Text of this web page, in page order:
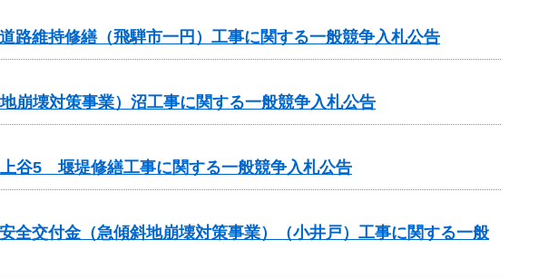
維持修繕（飛騨市一円）工事に関する一般競争入札公告
崩壊対策事業）沼工事に関する一般競争入札公告
谷5 堰堤修繕工事に関する一般競争入札公告
交付金（急傾斜地崩壊対策事業）（小井戸）工事に関する一般